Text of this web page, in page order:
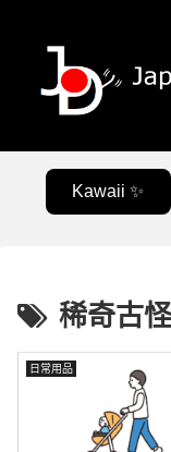
Kawaii ✨
稀奇古怪
日常用品